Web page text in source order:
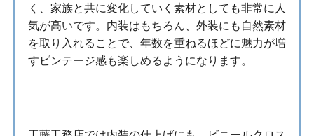
く、家族と共に変化していく素材としても非常に人
気が高いです。内装はもちろん、外装にも自然素材
を取り入れることで、年数を重ねるほどに魅力が増
すビンテージ感も楽しめるようになります。